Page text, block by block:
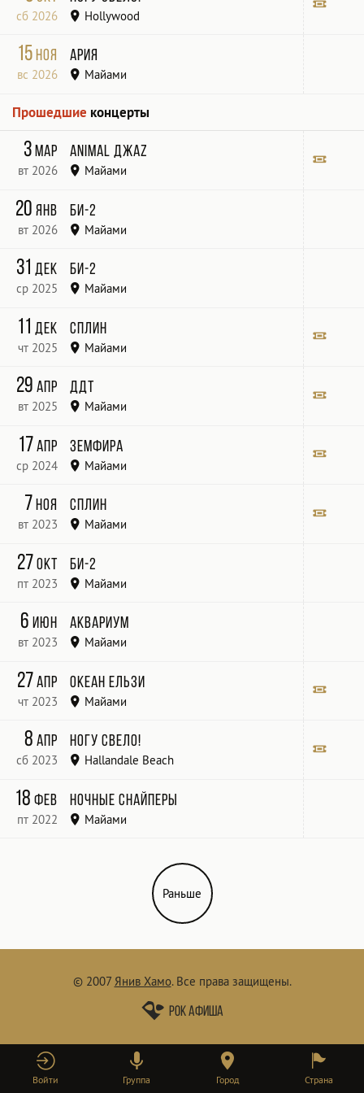
Войти Группа Город Страна
сб 2026 Hollywood
Wave Restaurant
15ноя
вс 2026
Ария
Майами
Sport of Kings
Прошедшие концерты
3мар
вт 2026
Animal ДжаZ
Майами
Wave
20янв
вт 2026
Би-2
Майами
Sport of Kings
31дек
ср 2025
Би-2
Майами
Sport of Kings Club
11дек
чт 2025
Сплин
Майами
Sport of Kings Club
29апр
вт 2025
ДДТ
Майами
James L. Knight Center -
17апр
ср 2024
Земфира
Майами
The Fillmore Miami Beachat the Jackie Gleason
Theatre
7ноя
вт 2023
Сплин
Майами
Sport of Kings Club at Gulfstream Casino
27окт
пт 2023
Би-2
Майами
Sport of Kings
6июн
вт 2023
Аквариум
Майами
Gulfstream Casino
27апр
чт 2023
Океан Ельзи
Майами
JAMES L. KNIGHT CENTER
8апр
сб 2023
Ногу свело!
Hallandale Beach
Sport of Kings
18фев
пт 2022
Ночные Снайперы
Майами
Раньше
© 2007 Янив Хамо. Все права защищены.
Рок афиша